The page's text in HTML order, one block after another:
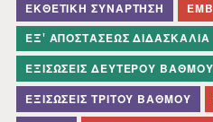
ΕΚΘΕΤΙΚΉ ΣΥΝΆΡΤΗΣΗ
ΕΞ' ΑΠΟΣΤΆΣΕΩΣ ΔΙΔΑΣΚΑΛΊΑ
ΕΞΙΣΏΣΕΙΣ ΔΕΎΤΕΡΟΥ ΒΑΘΜΟΎ
ΕΞΙΣΏΣΕΙΣ ΤΡΊΤΟΥ ΒΑΘΜΟΎ